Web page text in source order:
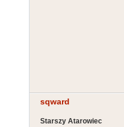
sqward
Starszy Atarowiec